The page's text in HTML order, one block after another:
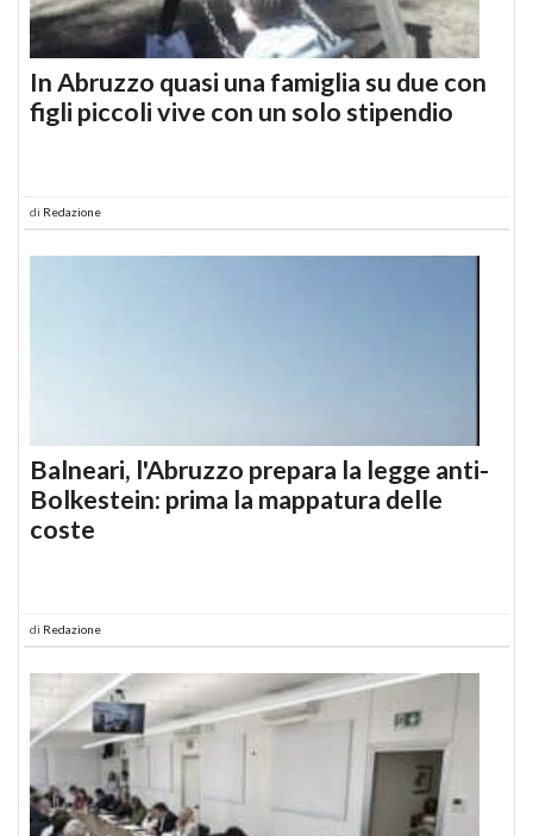
In Abruzzo quasi una famiglia su due con
figli piccoli vive con un solo stipendio
di Redazione
Balneari, l'Abruzzo prepara la legge anti-
Bolkestein: prima la mappatura delle
coste
di Redazione